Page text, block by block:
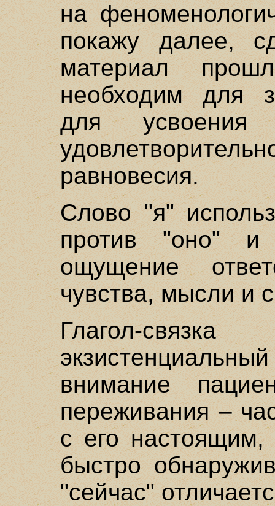
на
покажу далее,
материал
необходим для
для усвоения
равновесия.
Слово "я"
против "оно" и
ощущение
чувства, мысли и
Глагол-
внимание
переживания –
с его
быстро
"сейчас"